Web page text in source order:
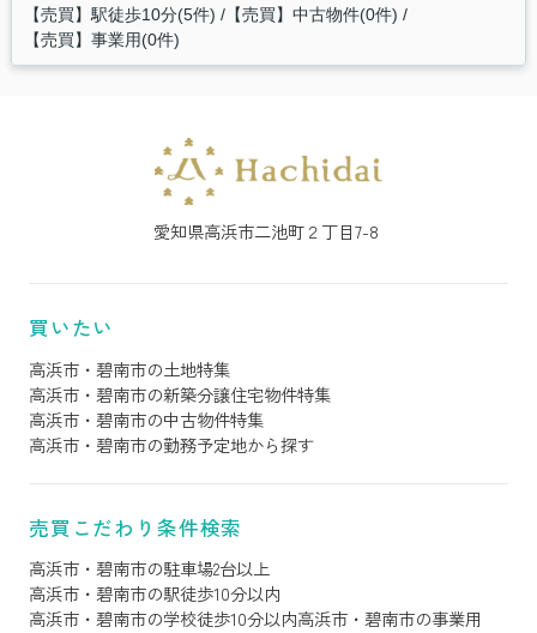
【売買】駅徒歩10分(5件) 【売買】中古物件(0件)
【売買】事業用(0件)
愛知県高浜市二池町２丁目7-8
買いたい
高浜市・碧南市の土地特集
高浜市・碧南市の新築分譲住宅物件特集
高浜市・碧南市の中古物件特集
高浜市・碧南市の勤務予定地から探す
売買こだわり条件検索
高浜市・碧南市の駐車場2台以上
高浜市・碧南市の駅徒歩10分以内
高浜市・碧南市の学校徒歩10分以内高浜市・碧南市の事業用